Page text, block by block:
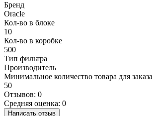
Бренд
Oracle
Кол-во в блоке
10
Кол-во в коробке
500
Тип фильтра
Производитель
Минимальное количество товара для заказа
50
Отзывов: 0
Средняя оценка: 0
Написать отзыв